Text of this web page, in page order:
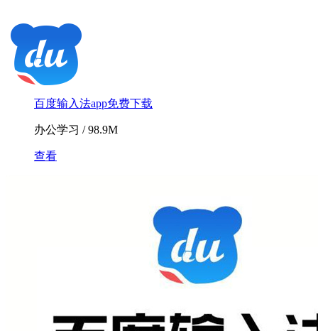
百度输入法app免费下载
办公学习 / 98.9M
查看